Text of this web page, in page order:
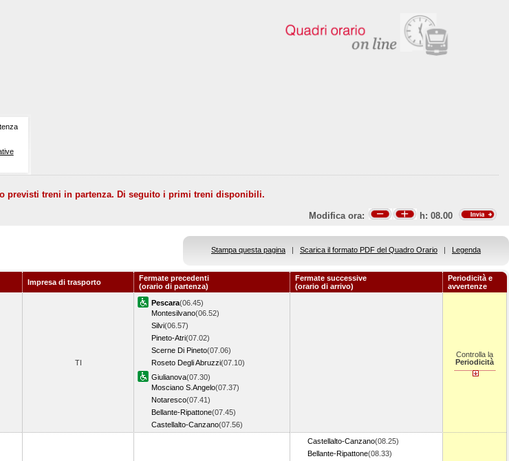
previsti treni in partenza. Di seguito i primi treni disponibili.
Modifica ora: h: 08.00
Stampa questa pagina | Scarica il formato PDF del Quadro Orario | Legenda
Impresa di trasporto
Fermate precedenti
(orario di partenza)
Fermate successive
(orario di arrivo)
Periodicità e
avvertenze
TI
Pescara(06.45)
Montesilvano(06.52)
Silvi(06.57)
Pineto-Atri(07.02)
Scerne Di Pineto(07.06)
Roseto Degli Abruzzi(07.10)
Giulianova(07.30)
Mosciano S.Angelo(07.37)
Notaresco(07.41)
Bellante-Ripattone(07.45)
Castellalto-Canzano(07.56)
Controlla la
Periodicità
Castellalto-Canzano(08.25)
Bellante-Ripattone(08.33)